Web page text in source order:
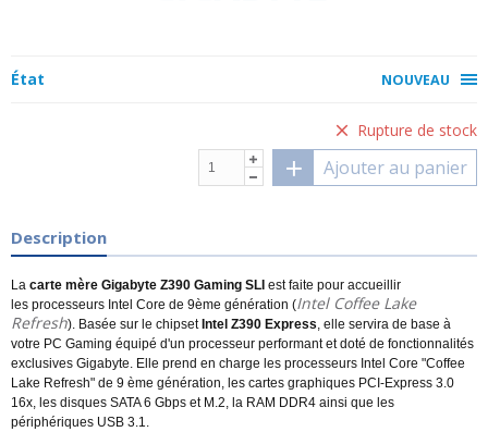
État NOUVEAU
Rupture de stock
Ajouter au panier
Description
La carte mère Gigabyte Z390 Gaming SLI est faite pour accueillir
les processeurs Intel Core de 9ème génération (Intel Coffee Lake
Refresh). Basée sur le chipsetIntel Z390 Express, elle servira de base à
votre PC Gaming équipé d'un processeur performant et doté de fonctionnalités
exclusives Gigabyte. Elle prend en charge les processeurs Intel Core "Coffee
Lake Refresh" de 9 ème génération, les cartes graphiques PCI-Express 3.0
16x, les disques SATA 6 Gbps et M.2, la RAM DDR4 ainsi que les
périphériques USB 3.1.